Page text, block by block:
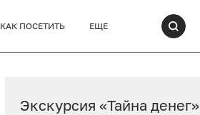
КАК ПОСЕТИТЬ ЕЩЕ
Экскурсия «Тайна денег»